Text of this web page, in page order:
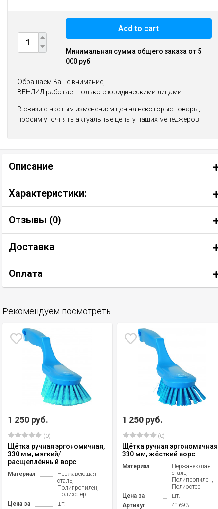
Add to cart
Минимальная сумма общего заказа от 5
000 руб.
Обращаем Ваше внимание,
ВЕНЛИД работает только с юридическими лицами!
В связи с частым изменением цен на некоторые товары,
просим уточнять актуальные цены у наших менеджеров
Описание
Характеристики:
Отзывы (0)
Доставка
Оплата
Рекомендуем посмотреть
1 250 руб.
(0)
Щётка ручная эргономичная,
330 мм, мягкий/
расщеплённый ворс
Материал
Нержавеющая
сталь,
Полипропилен,
Полиэстер
Цена за
шт.
1 250 руб.
(0)
Щётка ручная
330 мм, жёсткий ворс
Материал
Нержавеющая
сталь,
Полипропилен,
Полиэстер
Цена за
шт.
Артикул
41693